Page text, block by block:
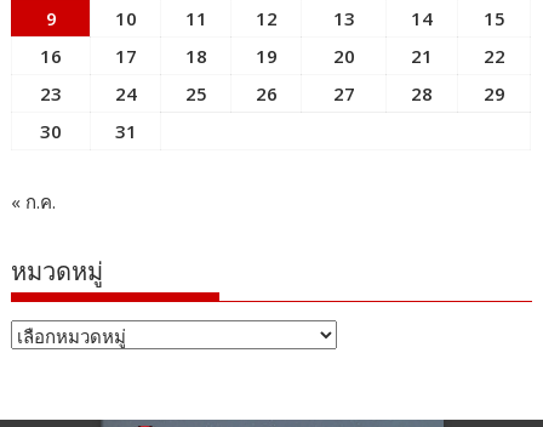
9
10 11 12 13 14
15
16
17 18 19 20 21
22
23
24 25 26 27 28
29
30
31
« ก.ค.
หมวดหมู่
หมวด